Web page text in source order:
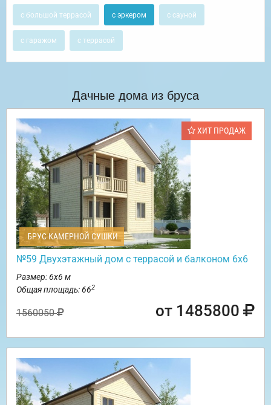
с большой террасой с эркером с сауной
с гаражом с террасой
Дачные дома из бруса
ХИТ ПРОДАЖ
БРУС КАМЕРНОЙ СУШКИ
№59 Двухэтажный дом с террасой и балконом 6х6
Размер: 6х6 м
Общая площадь: 662
1560050 от 1485800